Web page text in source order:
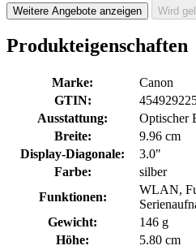
Weitere Angebote anzeigen Wird
Produkteigenschaften
Marke:
Canon
GTIN:
Ausstattung:
Optischer
Breite:
9.96 cm
Display-Diagonale:
3.0"
Farbe:
silber
Funktionen:
WLAN,
Gewicht:
146 g
Höhe:
5.80 cm